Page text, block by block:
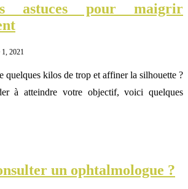
astuces pour maigrir
1, 2021
quelques kilos de trop et affiner la silhouette ?
à atteindre votre objectif, voici quelques
un ophtalmologue ?